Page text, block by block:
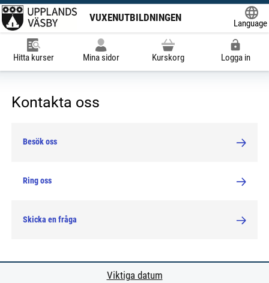
VUXENUTBILDNINGEN
Language
Hitta kurser Mina sidor Kurskorg Logga in
Kontakta oss
Besök oss
Ring oss
Skicka en fråga
Viktiga datum